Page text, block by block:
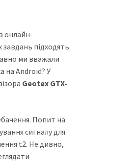
онлайн-
завдань підходять
ми вважали
на Android? У
Geotex GTX-
Попит на
сигналу для
t2. Не дивно,